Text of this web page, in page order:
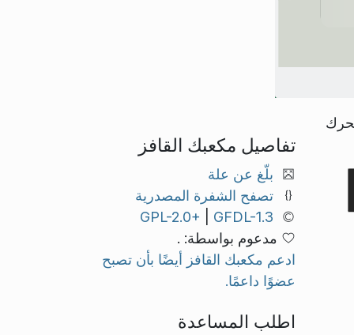
تفاصيل مكعبك القافز
بلّغ عن علة
تصفح الشفرة المصدرية
GPL-2.0+
GFDL-1.3
مدعوم بواسطة: .
ادعم مكعبك القافز أيضًا بأن تصبح
عضوًا داعمًا.
اطلب المساعدة